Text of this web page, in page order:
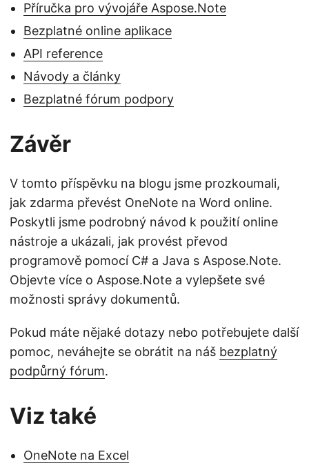
Příručka pro vývojáře Aspose.Note
Bezplatné online aplikace
API reference
Návody a články
Bezplatné fórum podpory
Závěr
V tomto příspěvku na blogu jsme prozkoumali,
jak zdarma převést OneNote na Word online.
Poskytli jsme podrobný návod k použití online
nástroje a ukázali, jak provést převod
programově pomocí C# a Java s Aspose.Note.
Objevte více o Aspose.Note a vylepšete své
možnosti správy dokumentů.
Pokud máte nějaké dotazy nebo potřebujete další
pomoc, neváhejte se obrátit na náš bezplatný
podpůrný fórum.
Viz také
OneNote na Excel